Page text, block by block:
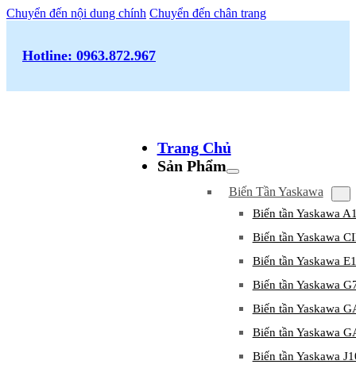
Chuyển đến nội dung chính Chuyển đến chân trang
Hotline: 0963.872.967
Trang Chủ
Sản Phẩm
Biến Tần Yaskawa
Biến tần Yaskawa
Biến tần Yaskawa
Biến tần Yaskawa
Biến tần Yaskawa
Biến tần Yaskawa
Biến tần Yaskawa
Biến tần Yaskawa